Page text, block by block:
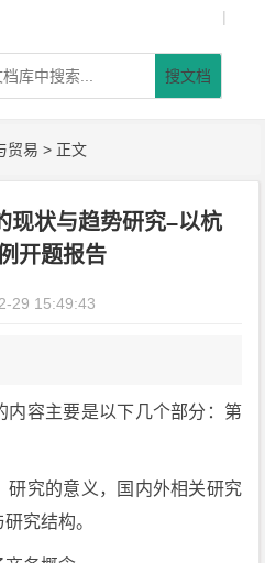
|
搜文档
贸易 > 正文
现状与趋势研究–以杭
开题报告
29 15:49:43
内容主要是以下几个部分：第
研究的意义，国内外相关研究
究结构。